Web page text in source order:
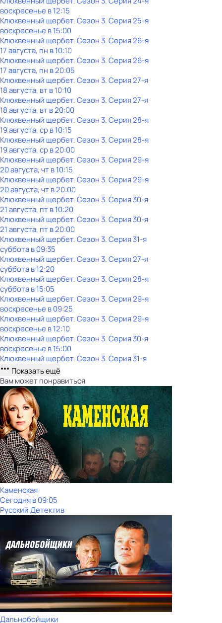
воскресенье в12:15
Клюквенный щербет. Сезон 3. Серия 25-я
воскресенье в15:00
Клюквенный щербет. Сезон 3. Серия 26-я
17 августа, пн в 10:10
Клюквенный щербет. Сезон 3. Серия 26-я
17 августа, пн в 20:05
Клюквенный щербет. Сезон 3. Серия 27-я
18 августа, вт в 10:10
Клюквенный щербет. Сезон 3. Серия 27-я
18 августа, вт в 20:00
Клюквенный щербет. Сезон 3. Серия 28-я
19 августа, ср в 10:15
Клюквенный щербет. Сезон 3. Серия 28-я
19 августа, ср в 20:00
Клюквенный щербет. Сезон 3. Серия 29-я
20 августа, чт в 10:15
Клюквенный щербет. Сезон 3. Серия 29-я
20 августа, чт в 20:00
Клюквенный щербет. Сезон 3. Серия 30-я
21 августа, пт в 10:20
Клюквенный щербет. Сезон 3. Серия 30-я
21 августа, пт в 20:00
Клюквенный щербет. Сезон 3. Серия 31-я
субботав09:35
Клюквенный щербет. Сезон 3. Серия 27-я
субботав12:20
Клюквенный щербет. Сезон 3. Серия 28-я
субботав15:05
Клюквенный щербет. Сезон 3. Серия 29-я
воскресенье в09:25
Клюквенный щербет. Сезон 3. Серия 29-я
воскресенье в12:10
Клюквенный щербет. Сезон 3. Серия 30-я
воскресенье в15:00
Клюквенный щербет. Сезон 3. Серия 31-я
Показать ещё
Вам может понравиться
Каменская
Сегодня в 09:05
Русский Детектив
Дальнобойщики